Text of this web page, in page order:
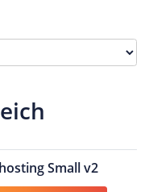
Small v2